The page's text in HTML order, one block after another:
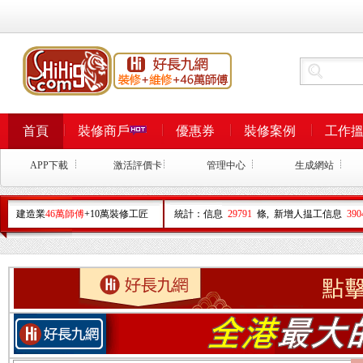
首頁 裝修商戶 優惠券 裝修案例 工作
APP下載 激活評價卡 管理中心 生成網站
建造業46萬師傅+10萬裝修工匠 統計：信息 29791 條, 新增人揾工信息